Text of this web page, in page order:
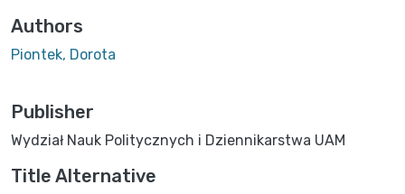
Authors
Piontek, Dorota
Publisher
Wydział Nauk Politycznych i Dziennikarstwa UAM
Title Alternative